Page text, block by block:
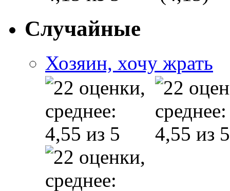
Случайные
Хозяин, хочу жрать